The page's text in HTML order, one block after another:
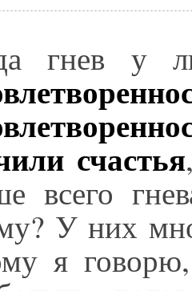
гнев у
счастья
всего
У них
я